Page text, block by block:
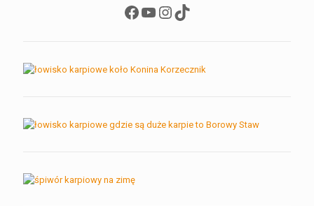
Facebook
YouTube
Instagram
TikTok